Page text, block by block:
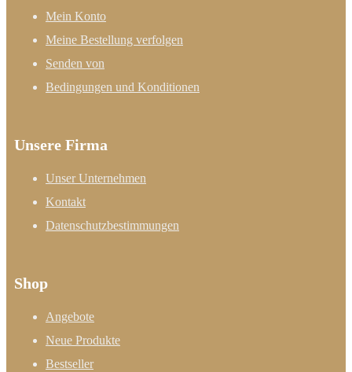
Mein Konto
Meine Bestellung verfolgen
Senden von
Bedingungen und Konditionen
Unsere Firma
Unser Unternehmen
Kontakt
Datenschutzbestimmungen
Shop
Angebote
Neue Produkte
Bestseller